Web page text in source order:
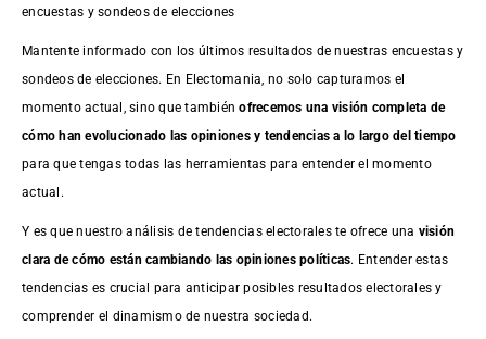
encuestas y sondeos de elecciones
Mantente informado con los últimos resultados de nuestras encuestasy
sondeos de elecciones. En Electomania, no solo capturamos el
momento actual, sino que tambiénofrecemos una visión completa de
cómo han evolucionado las opiniones y tendencias a lo largo del tiempo
para que tengas todas las herramientas para entender el momento
actual.
Y es que nuestro análisis de tendencias electorales te ofrece una visión
clara de cómo están cambiando las opiniones políticas. Entender estas
tendencias es crucial para anticipar posibles resultados electorales y
comprender el dinamismo de nuestra sociedad.